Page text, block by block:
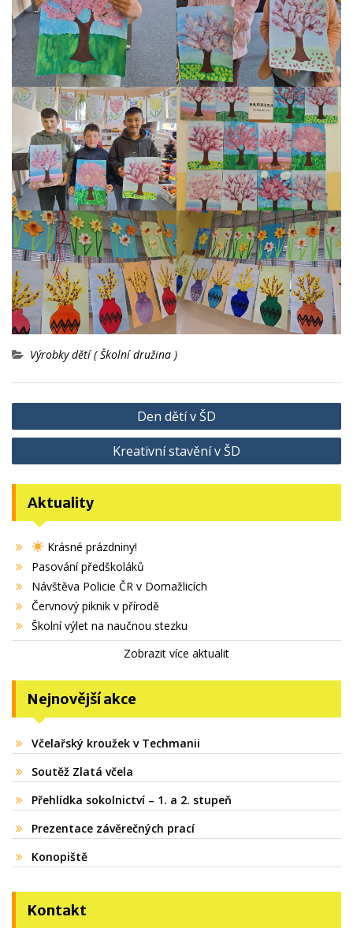
Výrobky dětí ( Školní družina )
Navigace
pro
Den dětí v ŠD
Kreativní stavění v ŠD
Aktuality
Krásné prázdniny!
Pasování předškoláků
Návštěva Policie ČR v Domažlicích
Červnový piknik v přírodě
Školní výlet na naučnou stezku
Zobrazit více aktualit
Nejnovější akce
Včelařský kroužek v Techmanii
Soutěž Zlatá včela
Přehlídka sokolnictví – 1. a 2. stupeň
Prezentace závěrečných prací
Konopiště
Kontakt